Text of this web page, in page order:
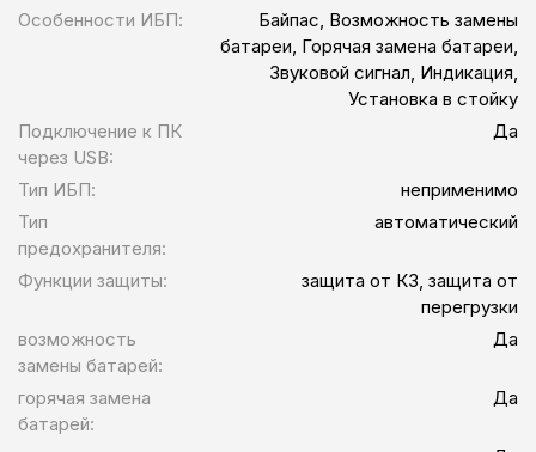
Особенности ИБП:
Байпас, Возможность замены
батареи, Горячая замена батареи,
Звуковой сигнал, Индикация,
Установка в стойку
Подключение к ПК
через USB:
Да
Тип ИБП:
неприменимо
Тип
предохранителя:
автоматический
Функции защиты:
защита от КЗ, защита от
перегрузки
возможность
замены батарей:
Да
горячая замена
батарей:
Да